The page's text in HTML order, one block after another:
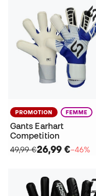
PROMOTION FEMME
Gants Earhart
Competition
49,99 €26,99 €−46%